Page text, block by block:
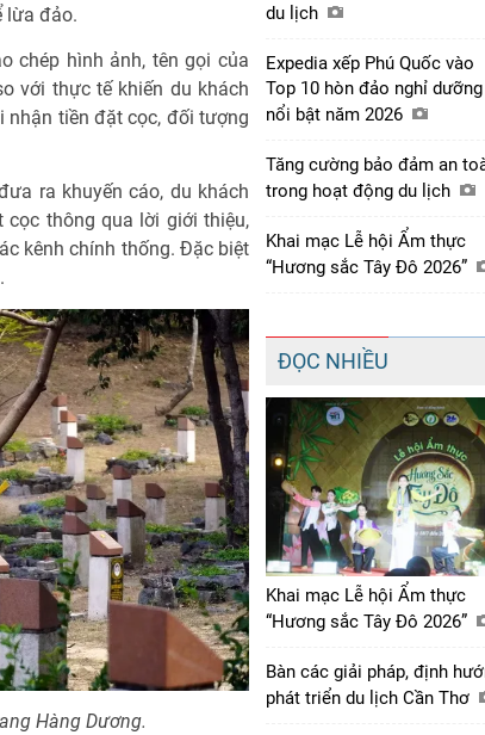
lừa đảo.
chép hình ảnh, tên gọi của
với thực tế khiến du khách
nhận tiền đặt cọc, đối tượng
ra khuyến cáo, du khách
thông qua lời giới thiệu,
kênh chính thống. Đặc biệt
Hàng Dương.
du lịch
Expedia xếp Phú Quốc vào
Top 10 hòn đảo nghỉ dưỡng
nổi bật năm 2026
Tăng cường bảo đảm an
trong hoạt động du lịch
Khai mạc Lễ hội Ẩm thực
“Hương sắc Tây Đô 2026”
ĐỌC NHIỀU
Khai mạc Lễ hội Ẩm thực
“Hương sắc Tây Đô 2026”
Bàn các giải pháp, định
phát triển du lịch Cần Thơ